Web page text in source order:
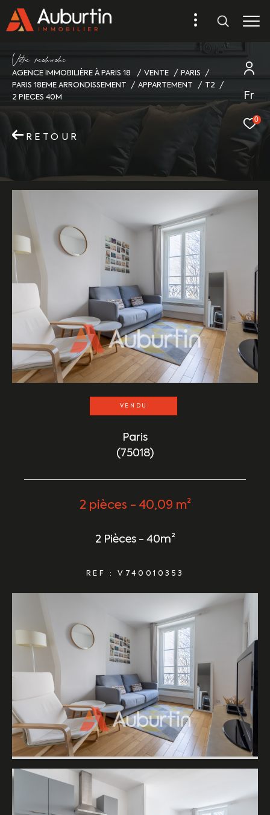
Fr
0
Vore recece
AGENCE IMMOBILIÈRE À PARIS 18 VENTE
PARIS
PARIS 18EME ARRONDISSEMENT
APPARTEMENT
T2
2 PIECES 40M
RETOUR
VENDU
Paris
(75018)
2 pièces - 40,09 m²
2 Pièces - 40m²
REF : V740010353